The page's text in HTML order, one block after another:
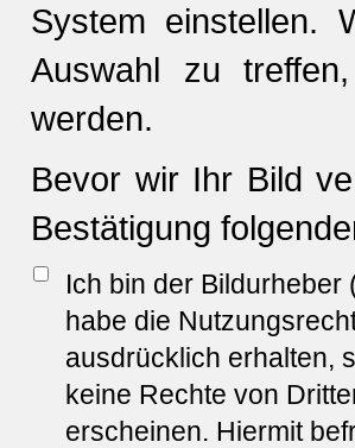
System einstellen.
Auswahl zu
werden.
Bevor wir Ihr Bild
Bestätigung
Ich bin der
habe die
ausdrücklich erhalten,
keine Rechte von
erscheinen. Hiermit